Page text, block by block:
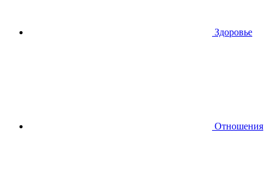
Здоровье
Отношения